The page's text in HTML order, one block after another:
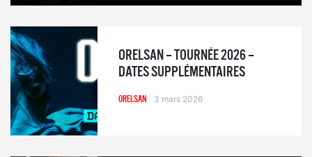
ORELSAN – TOURNÉE 2026 –
DATES SUPPLÉMENTAIRES
ORELSAN 3 mars 2026